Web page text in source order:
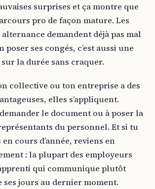
surprises et ça montre que
pro de façon mature. Les
demandent déjà pas mal
poser ses congés, c’est aussi une
la durée sans craquer.
collective ou ton entreprise a des
elles s’appliquent.
demander le document ou à poser la
du personnel. Et si tu
en cours d’année, reviens en
: la plupart des employeurs
qui communique plutôt
ses jours au dernier moment.